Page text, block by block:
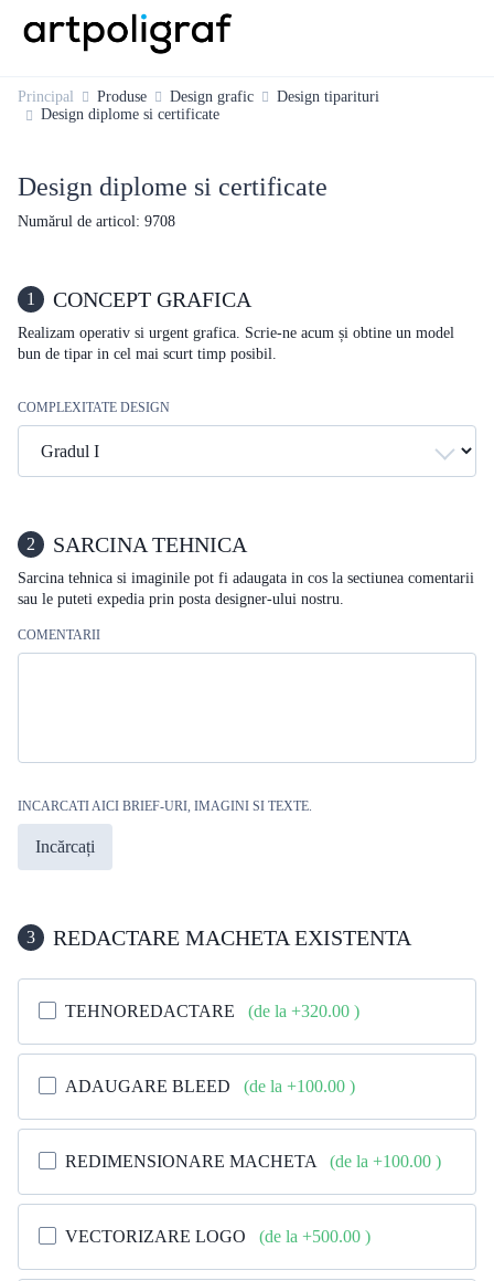
Principal Produse Design grafic
Design tiparituri
Design diplome si certificate
Design diplome si certificate
Numărul de articol: 9708
1 CONCEPT GRAFICA
Realizam operativ si urgent grafica. Scrie-ne acum și obtine un model
bun de tipar in cel mai scurt timp posibil.
COMPLEXITATE DESIGN
2 SARCINA TEHNICA
Sarcina tehnica si imaginile pot fi adaugata in cos la sectiunea comentarii
sau le puteti expedia prin posta designer-ului nostru.
COMENTARII
INCARCATI AICI BRIEF-URI, IMAGINI SI TEXTE.
Incărcați
3 REDACTARE MACHETA EXISTENTA
TEHNOREDACTARE (de la +320.00 )
ADAUGARE BLEED (de la +100.00 )
REDIMENSIONARE MACHETA (de la +100.00 )
VECTORIZARE LOGO (de la +500.00 )